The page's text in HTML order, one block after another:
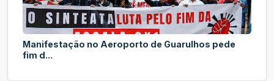
Manifestação no Aeroporto de Guarulhos pede
fim d...